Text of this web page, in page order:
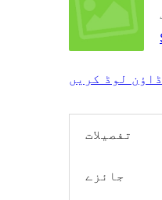
ڈاؤن لوڈ کریں
تفصیلات
جائزے